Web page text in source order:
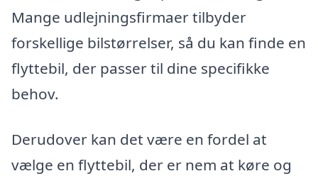
Mange udlejningsfirmaer tilbyder
forskellige bilstørrelser, så du kan finde en
flyttebil, der passer til dine specifikke
behov.
Derudover kan det være en fordel at
vælge en flyttebil, der er nem at køre og